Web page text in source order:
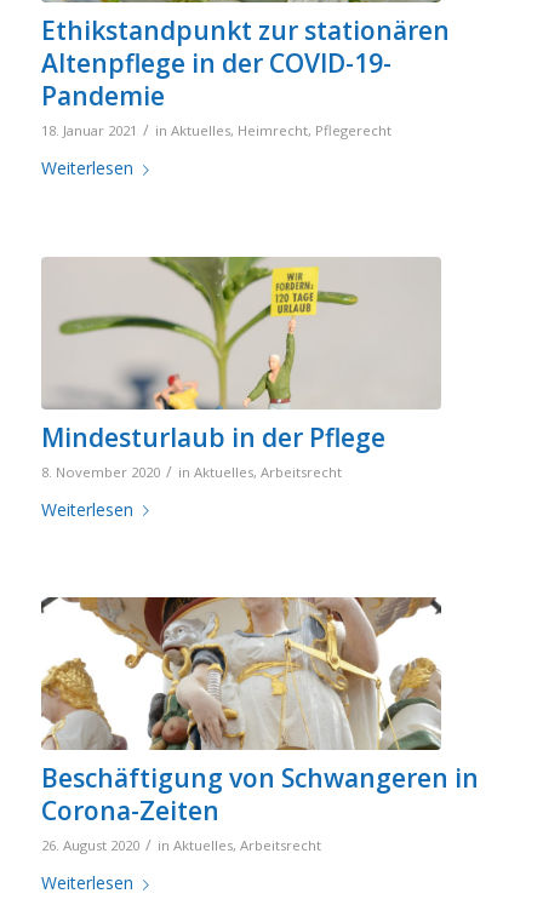
Ethikstandpunkt zur stationären
Altenpflege in der COVID-19-
Pandemie
18. Januar 2021 / in Aktuelles, Heimrecht, Pflegerecht
Weiterlesen
Mindesturlaub in der Pflege
8. November 2020 / in Aktuelles, Arbeitsrecht
Weiterlesen
Beschäftigung von Schwangeren in
Corona-Zeiten
26. August 2020 / in Aktuelles, Arbeitsrecht
Weiterlesen